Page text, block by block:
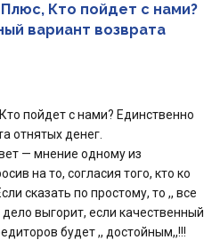
Кто пойдет с нами?
вариант возврата
пойдет с нами? Единственно
отнятых денег.
— мнение одному из
на то, согласия того, кто ко
сказать по простому, то ,, все
выгорит, если качественный
будет ,, достойным,,!!!